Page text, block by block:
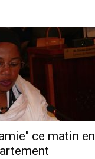
ce matin en